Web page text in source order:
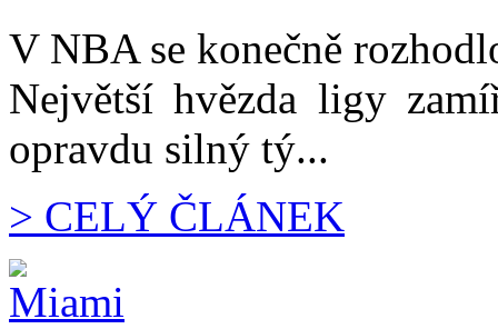
V NBA se konečně
Největší hvězda ligy
opravdu silný tý...
> CELÝ ČLÁNEK